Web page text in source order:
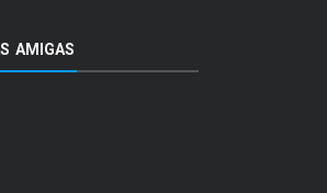
AMIGAS